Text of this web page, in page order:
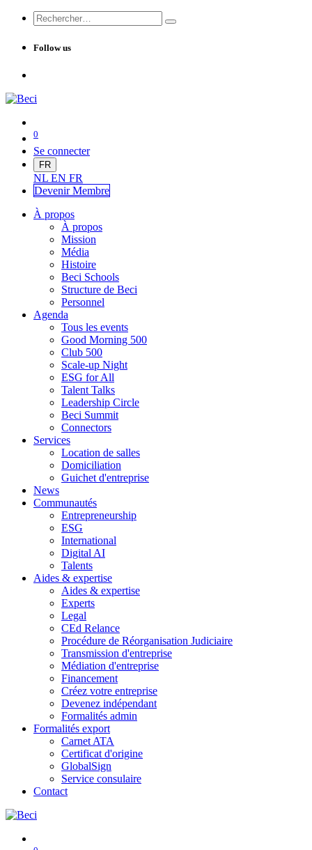
Follow us
0
Se connecter
FR
NL EN FR
Devenir Membre
À propos
À propos
Mission
Média
Histoire
Beci Schools
Structure de Beci
Personnel
Agenda
Tous les events
Good Morning 500
Club 500
Scale-up Night
ESG for All
Talent Talks
Leadership Circle
Beci Summit
Connectors
Services
Location de salles
Domiciliation
Guichet d'entreprise
News
Communautés
Entrepreneurship
ESG
International
Digital AI
Talents
Aides & expertise
Aides & expertise
Experts
Legal
CEd Relance
Procédure de Réorganisation Judiciaire
Transmission d'entreprise
Médiation d'entreprise
Financement
Créez votre entreprise
Devenez indépendant
Formalités admin
Formalités export
Carnet ATA
Certificat d'origine
GlobalSign
Service consulaire
Contact